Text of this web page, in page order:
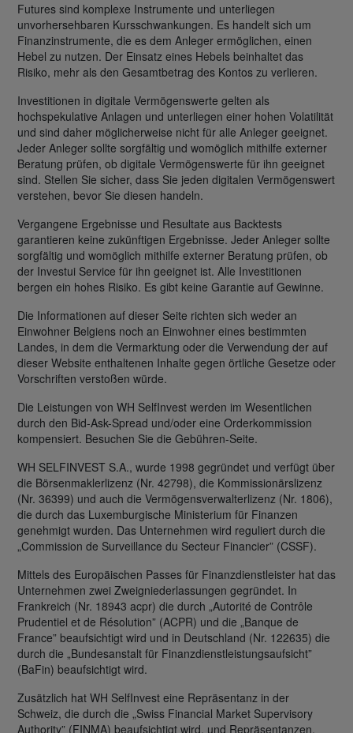
Futures sind komplexe Instrumente und unterliegen
unvorhersehbaren Kursschwankungen. Es handelt sich um
Finanzinstrumente, die es dem Anleger ermöglichen, einen
Hebel zu nutzen. Der Einsatz eines Hebels beinhaltet das
Risiko, mehr als den Gesamtbetrag des Kontos zu verlieren.
Investitionen in digitale Vermögenswerte gelten als
hochspekulative Anlagen und unterliegen einer hohen Volatilität
und sind daher möglicherweise nicht für alle Anleger geeignet.
Jeder Anleger sollte sorgfältig und womöglich mithilfe externer
Beratung prüfen, ob digitale Vermögenswerte für ihn geeignet
sind. Stellen Sie sicher, dass Sie jeden digitalen Vermögenswert
verstehen, bevor Sie diesen handeln.
Vergangene Ergebnisse und Resultate aus Backtests
garantieren keine zukünftigen Ergebnisse. Jeder Anleger sollte
sorgfältig und womöglich mithilfe externer Beratung prüfen, ob
der Investui Service für ihn geeignet ist. Alle Investitionen
bergen ein hohes Risiko. Es gibt keine Garantie auf Gewinne.
Die Informationen auf dieser Seite richten sich weder an
Einwohner Belgiens noch an Einwohner eines bestimmten
Landes, in dem die Vermarktung oder die Verwendung der auf
dieser Website enthaltenen Inhalte gegen örtliche Gesetze oder
Vorschriften verstoßen würde.
Die Leistungen von WH SelfInvest werden im Wesentlichen
durch den Bid-Ask-Spread und/oder eine Orderkommission
kompensiert. Besuchen Sie die Gebühren-Seite.
WH SELFINVEST S.A., wurde 1998 gegründet und verfügt über
die Börsenmaklerlizenz (Nr. 42798), die Kommissionärslizenz
(Nr. 36399) und auch die Vermögensverwalterlizenz (Nr. 1806),
die durch das Luxemburgische Ministerium für Finanzen
genehmigt wurden. Das Unternehmen wird reguliert durch die
„Commission de Surveillance du Secteur Financier” (CSSF).
Mittels des Europäischen Passes für Finanzdienstleister hat das
Unternehmen zwei Zweigniederlassungen gegründet. In
Frankreich (Nr. 18943 acpr) die durch „Autorité de Contrôle
Prudentiel et de Résolution” (ACPR) und die „Banque de
France” beaufsichtigt wird und in Deutschland (Nr. 122635) die
durch die „Bundesanstalt für Finanzdienstleistungsaufsicht”
(BaFin) beaufsichtigt wird.
Zusätzlich hat WH SelfInvest eine Repräsentanz in der
Schweiz, die durch die „Swiss Financial Market Supervisory
Authority” (FINMA) beaufsichtigt wird, und Repräsentanzen,